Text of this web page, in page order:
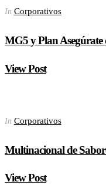
In Corporativos
MG5 y Plan Asegúrate
View Post
In Corporativos
Multinacional de
View Post